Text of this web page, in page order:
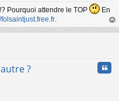
Pourquoi attendre le TOP
En
folsaintjust.free.fr
au
?